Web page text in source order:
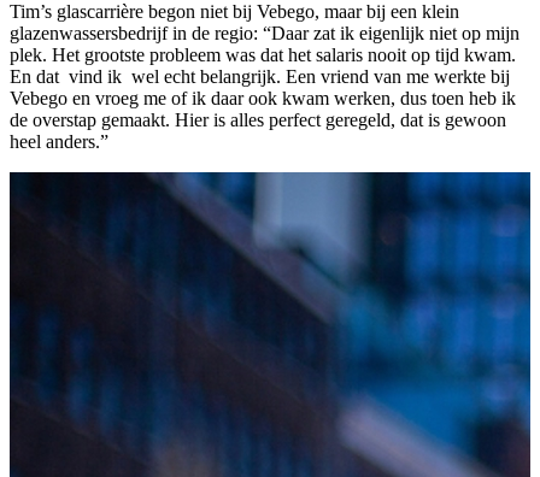
Tim’s glascarrière begon niet bij Vebego, maar bij een klein
glazenwassersbedrijf in de regio: “Daar zat ik eigenlijk niet op mijn
plek. Het grootste probleem was dat het salaris nooit op tijd kwam.
En dat vind ik wel echt belangrijk. Een vriend van me werkte bij
Vebego en vroeg me of ik daar ook kwam werken, dus toen heb ik
de overstap gemaakt. Hier is alles perfect geregeld, dat is gewoon
heel anders.”